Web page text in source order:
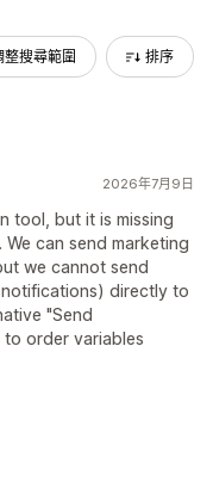
整搜尋範圍 排序
2026年7月9日
tool, but it is missing
can send marketing
we cannot send
directly to
"Send
order variables